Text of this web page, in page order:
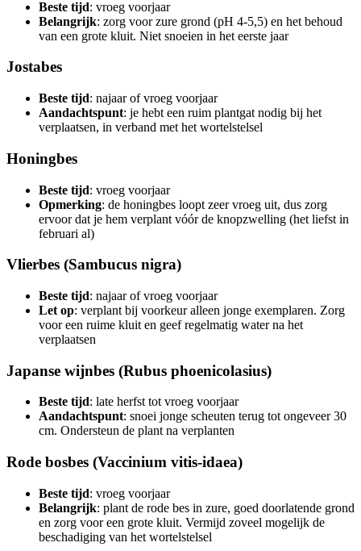
Beste tijd: vroeg voorjaar
Belangrijk: zorg voor zure grond (pH 4-5,5) en het behoud
van een grote kluit. Niet snoeien in het eerste jaar
Jostabes
Beste tijd: najaar of vroeg voorjaar
Aandachtspunt: je hebt een ruim plantgat nodig bij het
verplaatsen, in verband met het wortelstelsel
Honingbes
Beste tijd: vroeg voorjaar
Opmerking: de honingbes loopt zeer vroeg uit, dus zorg
ervoor dat je hem verplant vóór de knopzwelling (het liefst in
februari al)
Vlierbes (Sambucus nigra)
Beste tijd: najaar of vroeg voorjaar
Let op: verplant bij voorkeur alleen jonge exemplaren. Zorg
voor een ruime kluit en geef regelmatig water na het
verplaatsen
Japanse wijnbes (Rubus phoenicolasius)
Beste tijd: late herfst tot vroeg voorjaar
Aandachtspunt: snoei jonge scheuten terug tot ongeveer 30
cm. Ondersteun de plant na verplanten
Rode bosbes (Vaccinium vitis-idaea)
Beste tijd: vroeg voorjaar
Belangrijk: plant de rode bes in zure, goed doorlatende grond
en zorg voor een grote kluit. Vermijd zoveel mogelijk de
beschadiging van het wortelstelsel